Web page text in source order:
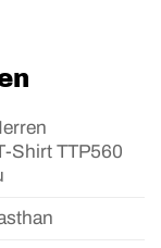
Shirt TTP560